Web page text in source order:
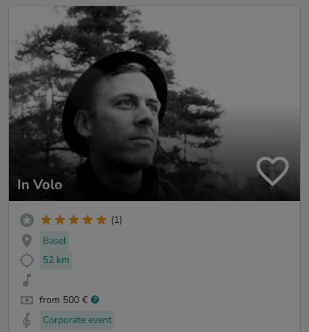
In Volo
(1)
Basel
52 km
from 500 €
Corporate event